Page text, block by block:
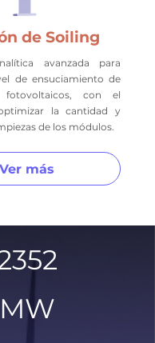
de Soiling
avanzada para
de ensuciamiento de
fotovoltaicos, con el
la cantidad y
de los módulos.
Ver más
MW